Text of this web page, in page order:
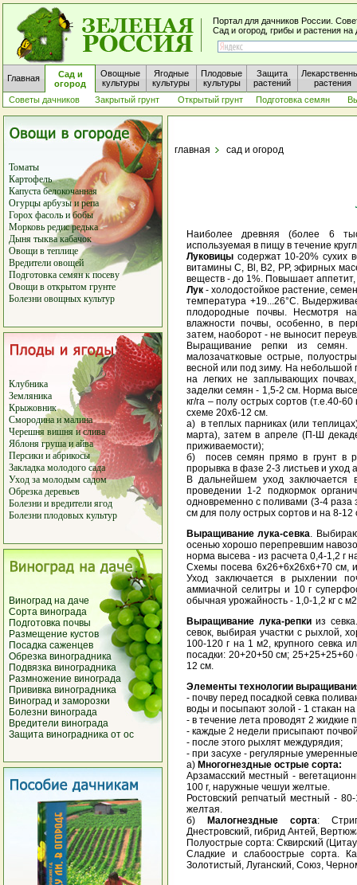
Портал для дачников России.
Сад и огород, грибы и растения
Главная
Сад и
огород
Овощные
культуры
Ягодные
культуры
Плодовые
культуры
Защита
растений
растения
Советы дачников
Закрытый грунт Открытый грунт Подготовка семян
Томаты
Картофель
Капуста белокочанная
Огурцы арбузыи репа
Горохфасольибобы
Морковь редис редька
Дыня тыква кабачок
Овощи в теплице
Вредители овощей
Подготовка семян к посеву
Овощи в открытом грунте
Болезни овощных культур
Клубника
Земляника
Крыжовник
Смородина и малина
Черешнявишняислива
Яблонягруша и айва
Персики и абрикосы
Закладка молодого сада
Уход за молодым садом
Обрезка деревьев
Болезни и вредители ягод
Болезни плодовых культур
Виноград на даче
Сорта винограда
Подготовка почвы
Размещение кустов
Посадка саженцев
Обрезка виноградника
Подвязка виноградника
Размножение винограда
Прививка виноградника
Виноград и заморозки
Болезни винограда
Вредители винограда
Защита виноградника от ос
главная сад и огород
Наиболее древняя (более 6
используемая в пищу в течение
Луковицы содержат 10-20% сухих
витамины С, Bl, B2, РР, эфирных
веществ - до 1%. Повышает
Лук - холодостойкое растение,
температура +19...26°С.
плодородные почвы. Несмотря на
влажности почвы, особенно, в
затем, наоборот - не выносит
Выращивание репки из
малозачатковые острые,
весной или под зиму. На небольшой
на легких не заплывающих
заделки семян - 1,5-2 см. Норма
кг/га – полу острых сортов (т.е.40-
схеме 20x6-12 см.
а) в теплых парниках (или
марта), затем в апреле (П-Ш
приживаемости);
б) посев семян прямо в грунт в
прорывка в фазе 2-3 листьев и уход
В дальнейшем уход заключается
проведении 1-2 подкормок
одновременно с поливами (3-4 раза
см для полу острых сортов и на 8-12
Выращивание лука-севка
.
осенью хорошо перепревшим
норма высева - из расчета 0,4-1,2 г
Схемы посева 6x26+6x26x6+70 см,
Уход заключается в рыхлении
аммиачной селитры и 10 г
обычная урожайность - 1,0-1,2 кг с
Выращивание лука-репкииз
севок, выбирая участки с рыхлой,
100-120 г на 1 м2, крупного севка
посадки: 20+20+50 см;
12 см.
Элементы технологии
- почву перед посадкой севка
воды и посыпают золой - 1 стакан
- в течение лета проводят 2 жидкие
- каждые 2 недели присыпают
- после этого рыхлят междурядия;
- при засухе - регулярные
а) Многогнездные острые сорта:
Арзамасский местный -
100 г, наружные чешуи желтые.
Ростовский репчатый местный -
желтая.
б) Малогнездные сорта:
Днестровский, гибрид Антей,
Полуострые сорта: Сквирский
Сладкие и слабоострые сорта.
Золотистый, Луганский, Союз,